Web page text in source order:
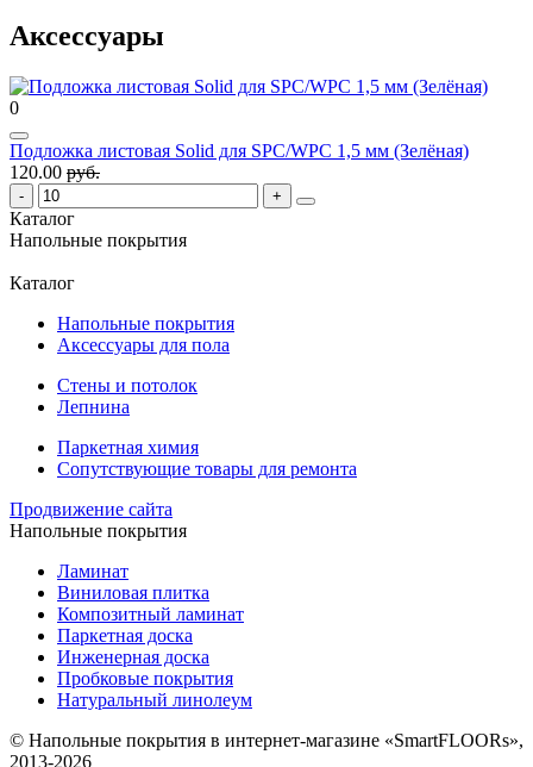
Аксессуары
0
Подложка листовая Solid для SPC/WPC 1,5 мм (Зелёная)
120.00 руб.
Каталог
Напольные покрытия
Каталог
Напольные покрытия
Аксессуары для пола
Стены и потолок
Лепнина
Паркетная химия
Сопутствующие товары для ремонта
Продвижение сайта
Напольные покрытия
Ламинат
Виниловая плитка
Композитный ламинат
Паркетная доска
Инженерная доска
Пробковые покрытия
Натуральный линолеум
© Напольные покрытия в интернет-магазине «SmartFLOORs»,
2013-2026